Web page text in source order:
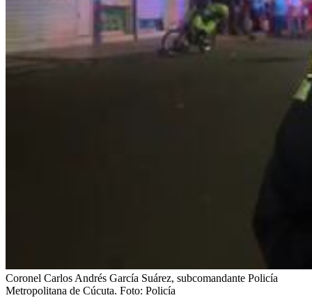
Coronel Carlos Andrés García Suárez, subcomandante Policía
Metropolitana de Cúcuta. Foto: Policía